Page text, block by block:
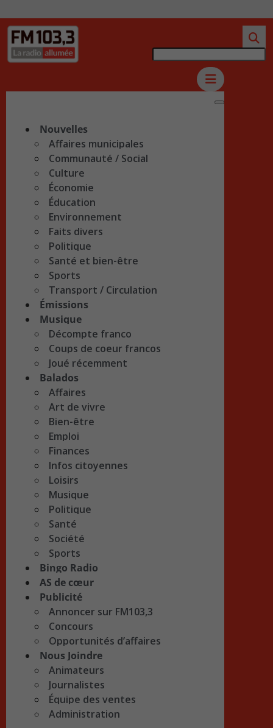
Nouvelles
Affaires municipales
Communauté / Social
Culture
Économie
Éducation
Environnement
Faits divers
Politique
Santé et bien-être
Sports
Transport / Circulation
Émissions
Musique
Décompte franco
Coups de coeur francos
Joué récemment
Balados
Affaires
Art de vivre
Bien-être
Emploi
Finances
Infos citoyennes
Loisirs
Musique
Politique
Santé
Société
Sports
Bingo Radio
AS de cœur
Publicité
Annoncer sur FM103,3
Concours
Opportunités d’affaires
Nous Joindre
Animateurs
Journalistes
Équipe des ventes
Administration